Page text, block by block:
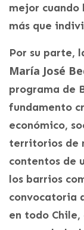
mejor cuando
más que
Por su parte,
María José
programa de
fundamento
económico,
territorios de
contentos de
los barrios
convocatoria
en todo Chile,